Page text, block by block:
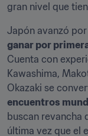
gran nivel que
ganar por
Cuenta con
Kawashima,
Okazaki se
encuentros
buscan revancha
última vez que el